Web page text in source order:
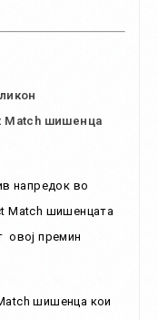
Match шишенца
напредок во
Match шишенцата
овој премин
шишенца кои